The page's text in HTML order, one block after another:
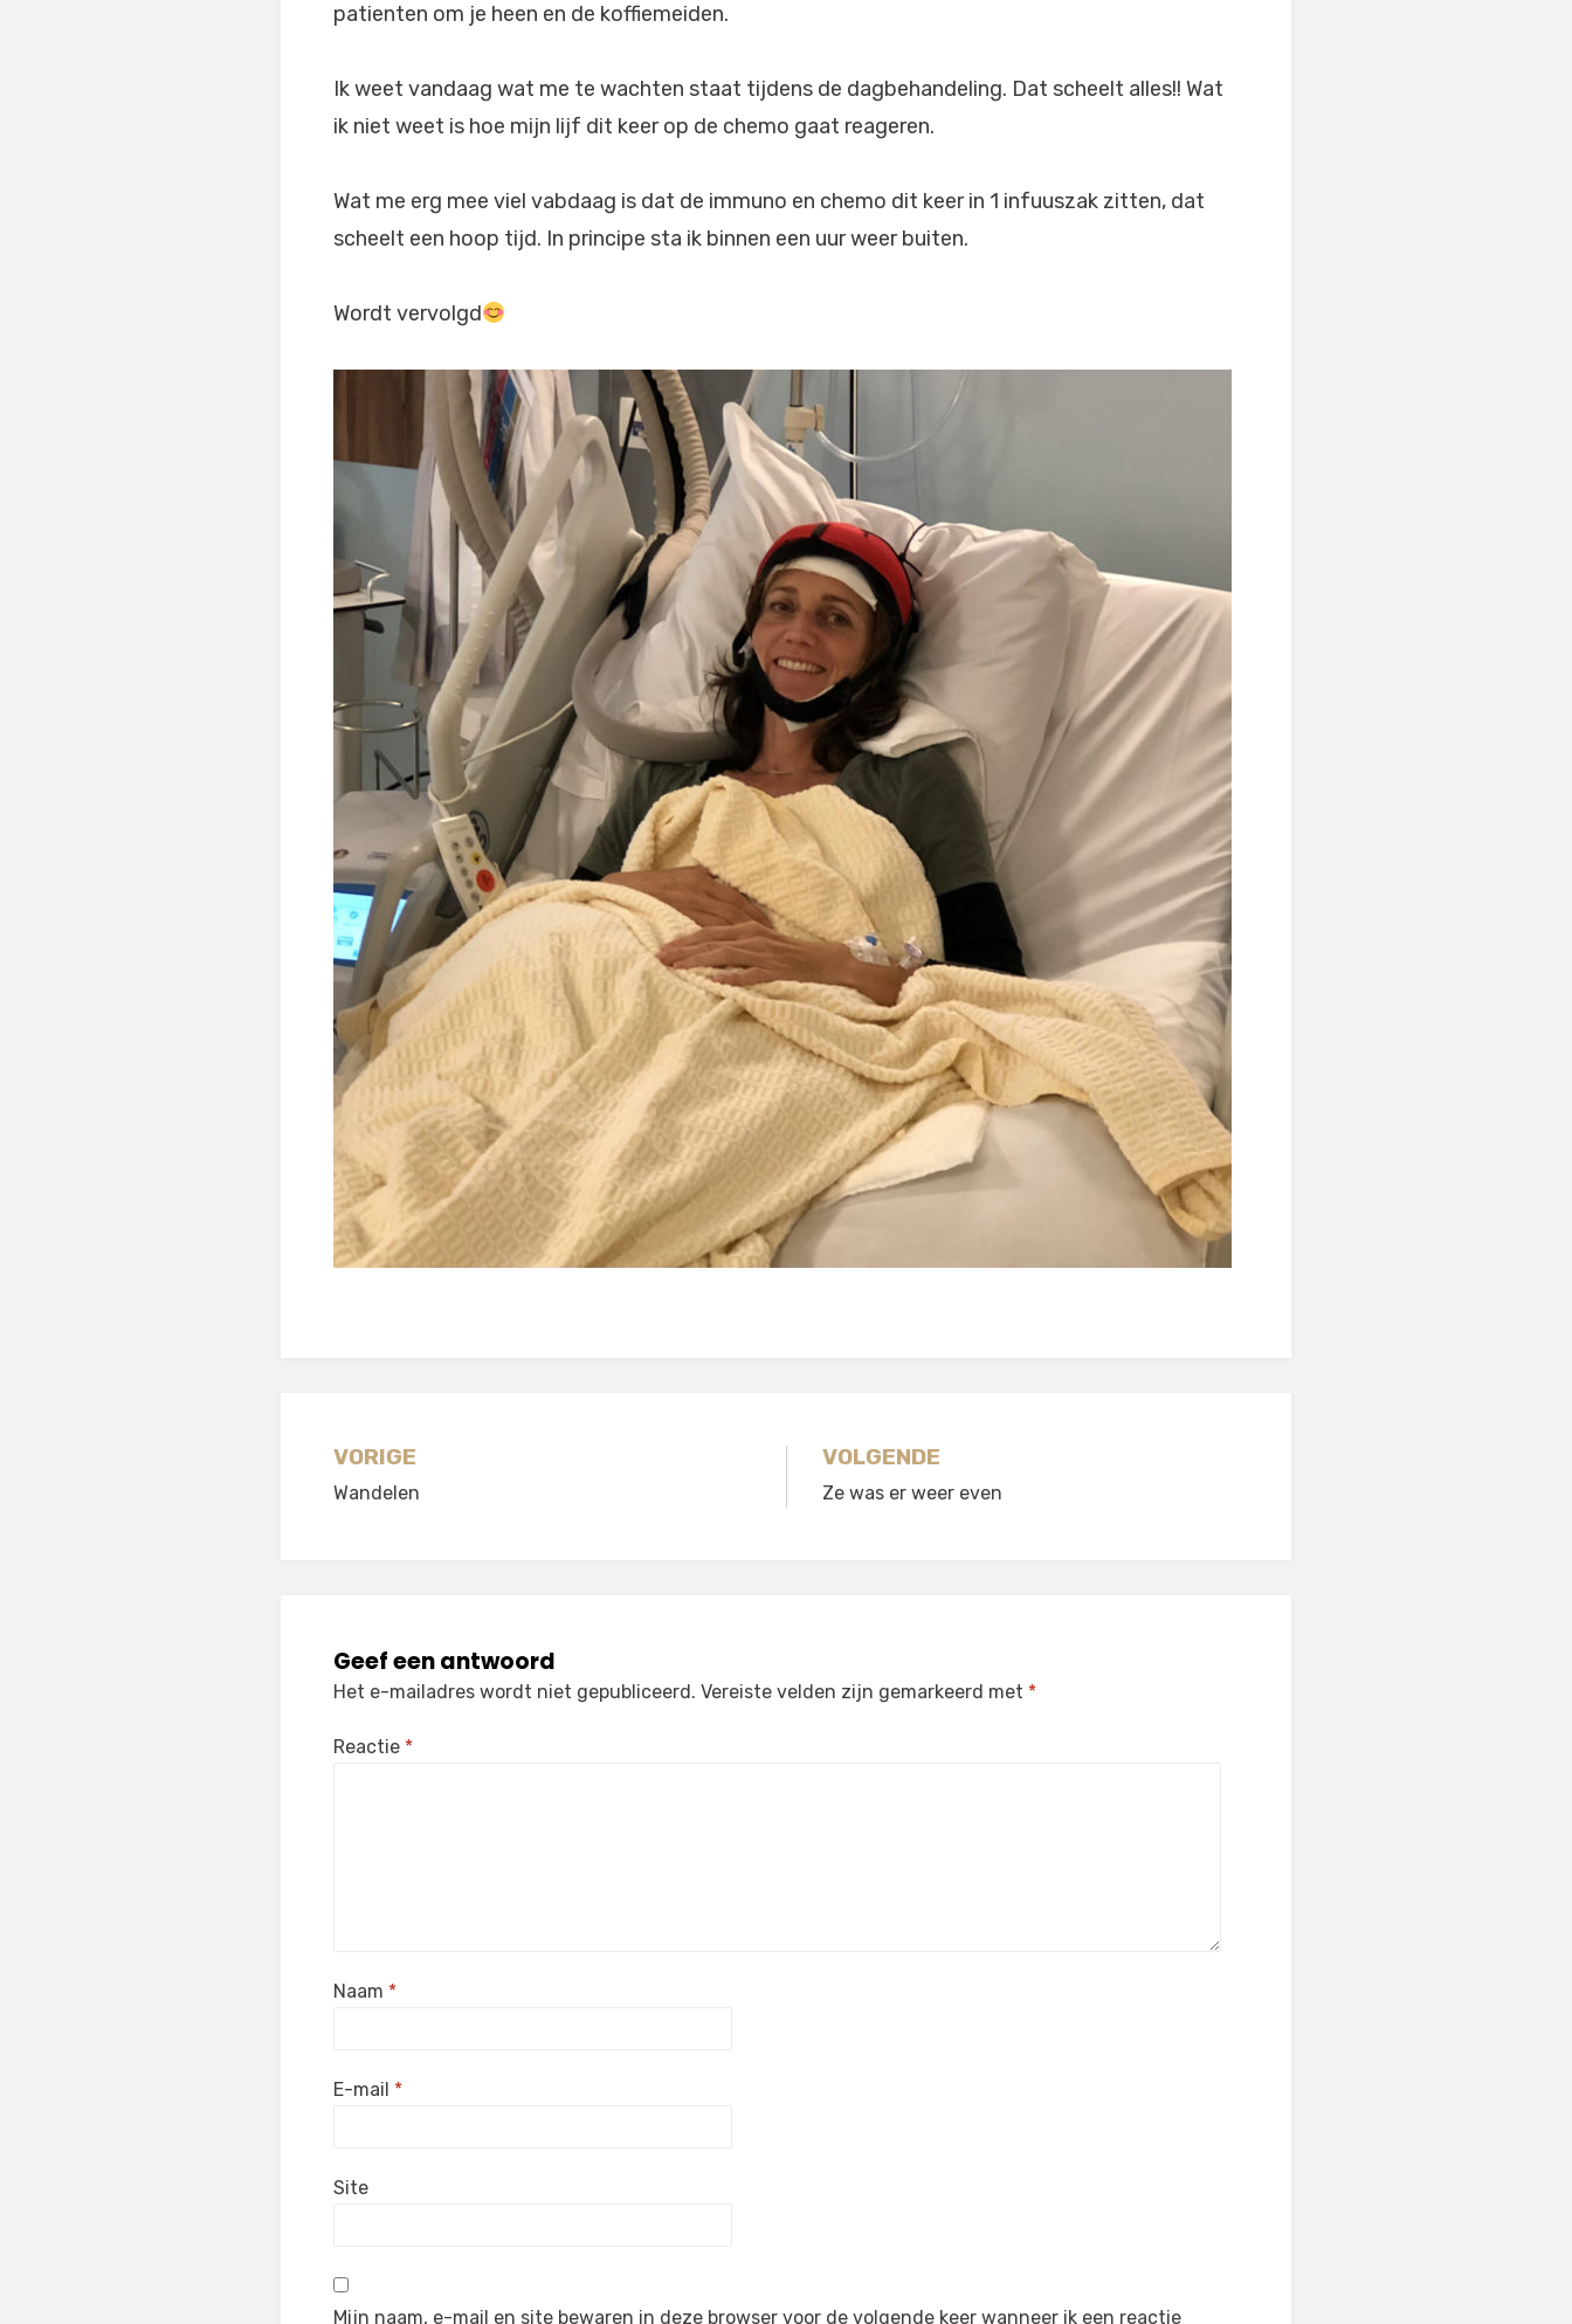
patienten om je heen en de koffiemeiden.
Ik weet vandaag wat me te wachten staat tijdens de dagbehandeling. Dat scheelt alles!! Wat
ik niet weet is hoe mijn lijf dit keer op de chemo gaat reageren.
Wat me erg mee viel vabdaag is dat de immuno en chemo dit keer in 1 infuuszak zitten, dat
scheelt een hoop tijd. In principe sta ik binnen een uur weer buiten.
Wordt vervolgd
Berichtnavigatie
VORIGE
Wandelen
VOLGENDE
Ze was er weer even
Geef een antwoord
Het e-mailadres wordt niet gepubliceerd. Vereiste velden zijn gemarkeerd met *
Reactie *
Naam *
E-mail *
Site
Mijn naam, e-mail en site bewaren in deze browser voor de volgende keer wanneer ik een reactie